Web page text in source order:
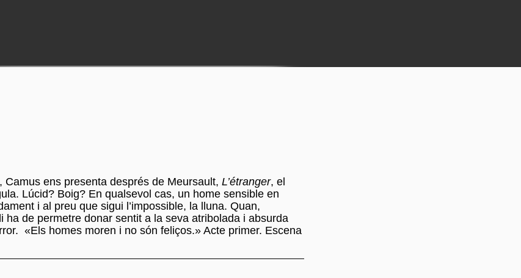
ens presenta després de Meursault, L’étranger, el
Lúcid? Boig? En qualsevol cas, un home sensible en
i al preu que sigui l’impossible, la lluna. Quan,
de permetre donar sentit a la seva atribolada i absurda
«Els homes moren i no són feliços.» Acte primer. Escena